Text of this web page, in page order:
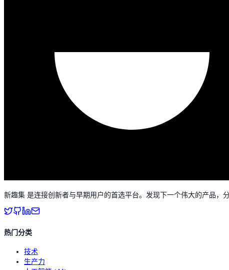
新趣集 是连接创新者与早期用户的首选平台。发现下一个伟大的产品，
热门分类
技术
生产力